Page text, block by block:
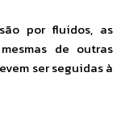
por fluidos, as
de outras
ser seguidas à